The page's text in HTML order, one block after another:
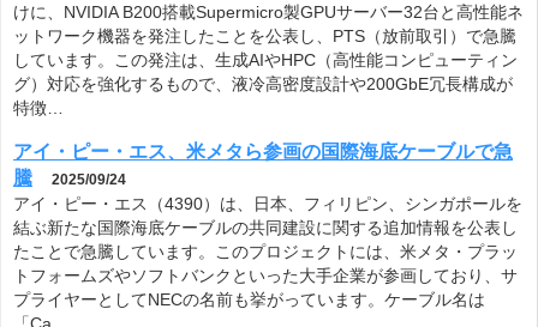
けに、NVIDIA B200搭載Supermicro製GPUサーバー32台と高性能ネ
ットワーク機器を発注したことを公表し、PTS（放前取引）で急騰
しています。この発注は、生成AIやHPC（高性能コンピューティン
グ）対応を強化するもので、液冷高密度設計や200GbE冗長構成が
特徴…
アイ・ピー・エス、米メタら参画の国際海底ケーブルで急
騰
2025/09/24
アイ・ピー・エス（4390）は、日本、フィリピン、シンガポールを
結ぶ新たな国際海底ケーブルの共同建設に関する追加情報を公表し
たことで急騰しています。このプロジェクトには、米メタ・プラッ
トフォームズやソフトバンクといった大手企業が参画しており、サ
プライヤーとしてNECの名前も挙がっています。ケーブル名は
「Ca…